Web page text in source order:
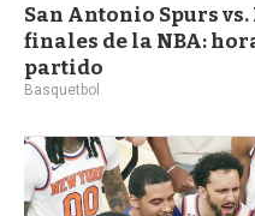
San Antonio Spurs
finales de la NBA:
partido
Basquetbol